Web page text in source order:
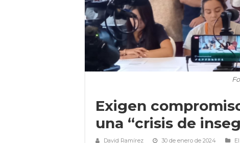
Exigen
una “crisis de
David Ramírez 30 de enero de 2024